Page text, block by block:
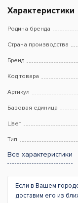
Характеристики
Родина бренда
Страна производства
Бренд
Код товара
Артикул
Базовая единица
Цвет
Тип
Все характеристики
Если в Вашем
доставим его из